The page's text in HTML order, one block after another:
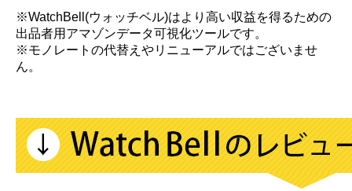
※WatchBell(ウォッチベル)はより高い収益を得るための
出品者用アマゾンデータ可視化ツールです。
※モノレートの代替えやリニューアルではございませ
ん。